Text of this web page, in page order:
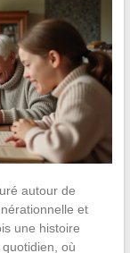
autour de
et
une histoire
où